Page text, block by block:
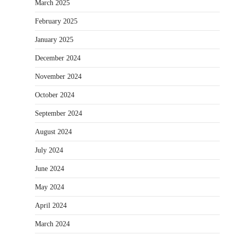
March 2025
February 2025
January 2025
December 2024
November 2024
October 2024
September 2024
August 2024
July 2024
June 2024
May 2024
April 2024
March 2024